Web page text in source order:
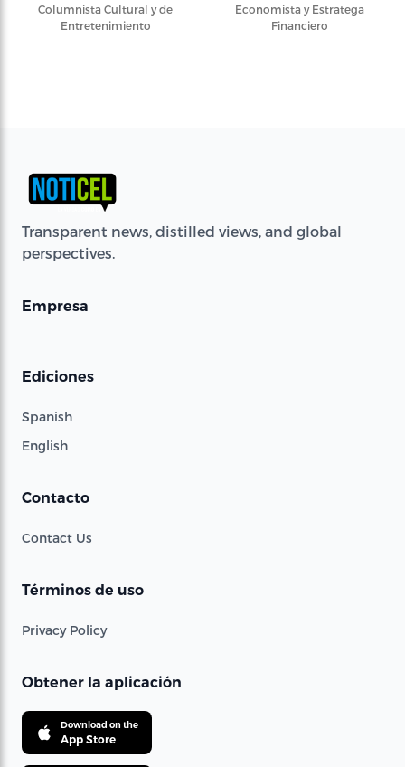
Columnista Cultural y de
Entretenimiento
Economista y Estratega
Financiero
Transparent news, distilled views, and global
perspectives.
Empresa
Ediciones
Spanish
English
Contacto
Contact Us
Términos de uso
Privacy Policy
Obtener la aplicación
Download on the
App Store